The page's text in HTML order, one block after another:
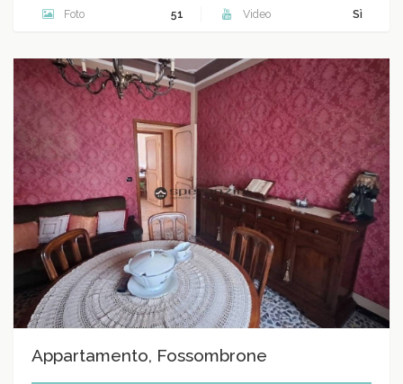
Foto 51 Video Sì
Appartamento, Fossombrone